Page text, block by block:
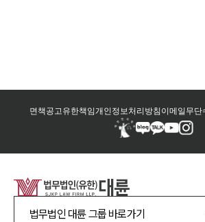
면책공고유한책임개인정보처리방침이메일무단
법무법인 대륜 그룹 바로가기